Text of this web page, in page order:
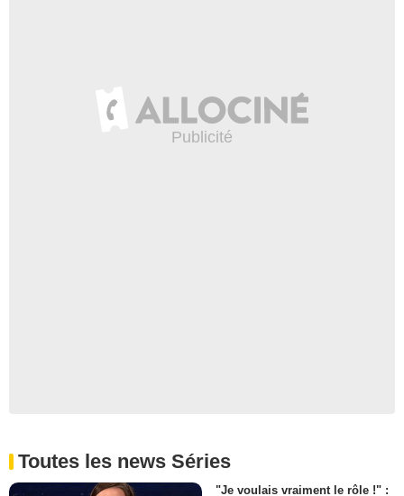
Toutes les news Séries
"Je voulais vraiment le rôle !" :